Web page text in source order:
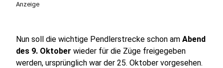
Anzeige
Nun soll die wichtige Pendlerstrecke schon am Abend
des 9. Oktober wieder für die Züge freigegeben
werden, ursprünglich war der 25. Oktober vorgesehen.